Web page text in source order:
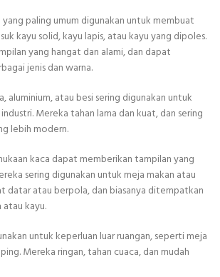
yang paling umum digunakan untuk membuat
kayu solid, kayu lapis, atau kayu yang dipoles.
yang hangat dan alami, dan dapat
jenis dan warna.
aluminium, atau besi sering digunakan untuk
Mereka tahan lama dan kuat, dan sering
lebih modern.
kaca dapat memberikan tampilan yang
sering digunakan untuk meja makan atau
datar atau berpola, dan biasanya ditempatkan
kayu.
untuk keperluan luar ruangan, seperti meja
Mereka ringan, tahan cuaca, dan mudah